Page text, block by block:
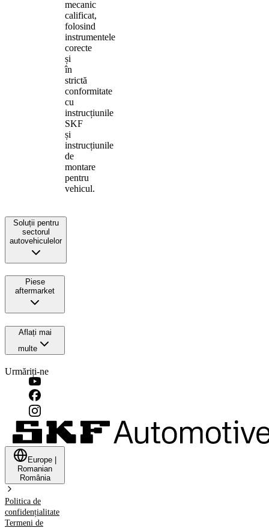
mecanic
calificat,
folosind
instrumentele
corecte
și
în
strictă
conformitate
cu
instrucțiunile
SKF
și
instrucțiunile
de
montare
pentru
vehicul.
Soluții pentru
sectorul
autovehiculelor
Piese
aftermarket
Aflați mai
multe
Urmăriți-ne
Europe
Romanian
România
Politica de
confidențialitate
Termeni de